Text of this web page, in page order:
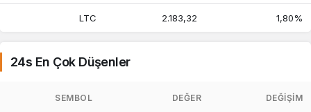
LTC 2.183,32 1,80%
24s En Çok Düşenler
SEMBOL DEĞER DEĞIŞIM